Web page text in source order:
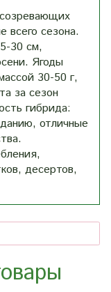
всего сезона.
30 см,
Ягоды
30-50 г,
за сезон
гибрида:
отличные
десертов,